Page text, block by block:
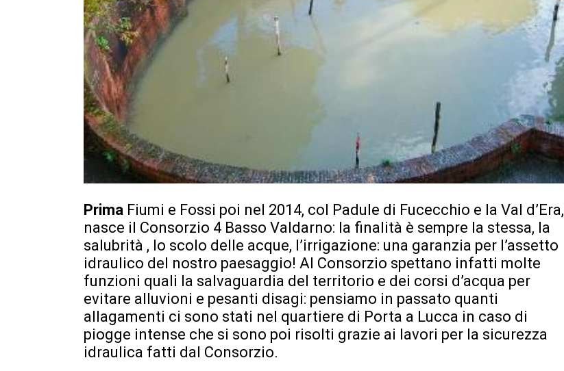
Prima Fiumi e Fossi poi nel 2014, col Padule di Fucecchio e la Val d’Era,
nasce il Consorzio 4 Basso Valdarno: la finalità è sempre la stessa, la
salubrità , lo scolo delle acque, l’irrigazione: una garanzia per l’assetto
idraulico del nostro paesaggio! Al Consorzio spettano infatti molte
funzioni quali la salvaguardia del territorio e dei corsi d’acqua per
evitare alluvioni e pesanti disagi: pensiamo in passato quanti
allagamenti ci sono stati nel quartiere di Porta a Lucca in caso di
piogge intense che si sono poi risolti grazie ai lavori per la sicurezza
idraulica fatti dal Consorzio.